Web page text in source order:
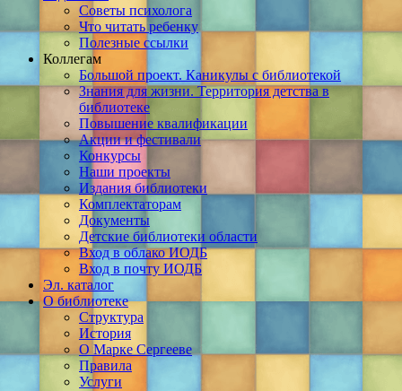
Советы психолога
Что читать ребенку
Полезные ссылки
Коллегам
Большой проект. Каникулы с библиотекой
Знания для жизни. Территория детства в
библиотеке
Повышение квалификации
Акции и фестивали
Конкурсы
Наши проекты
Издания библиотеки
Комплектаторам
Документы
Детские библиотеки области
Вход в облако ИОДБ
Вход в почту ИОДБ
Эл. каталог
О библиотеке
Структура
История
О Марке Сергееве
Правила
Услуги